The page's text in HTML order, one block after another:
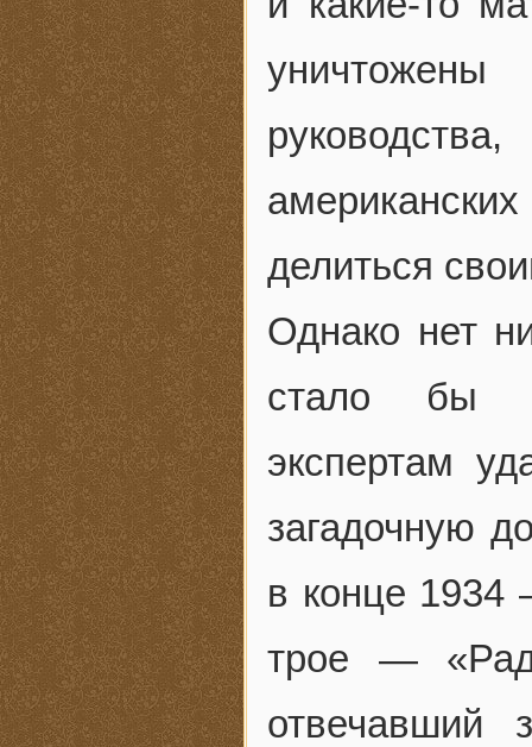
уничтожены
делиться
Однако нет
стало бы
экспертам
загадочную
в конце 1934
трое —
отвечавший